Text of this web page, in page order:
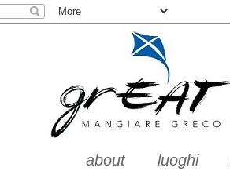
about luoghi